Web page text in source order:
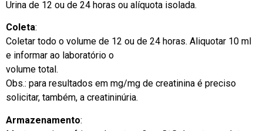
Urina de 12 ou de 24 horas ou alíquota isolada.
Coleta:
Coletar todo o volume de 12 ou de 24 horas. Aliquotar 10 ml
e informar ao laboratório o
volume total.
Obs.: para resultados em mg/mg de creatinina é preciso
solicitar, também, a creatininúria.
Armazenamento: